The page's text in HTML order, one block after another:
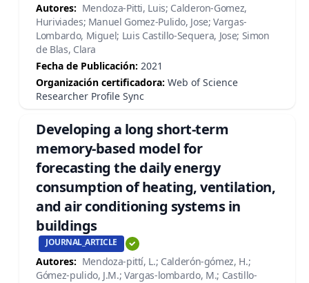
Autores: Mendoza-Pitti, Luis; Calderon-Gomez,
Huriviades; Manuel Gomez-Pulido, Jose; Vargas-
Lombardo, Miguel; Luis Castillo-Sequera, Jose; Simon
de Blas, Clara
Fecha de Publicación: 2021
Organización certificadora: Web of Science
Researcher Profile Sync
Developing a long short‐term
memory‐based model for
forecasting the daily energy
consumption of heating, ventilation,
and air conditioning systems in
buildings
JOURNAL_ARTICLE
Autores: Mendoza‐pittí, L.; Calderón‐gómez, H.;
Gómez‐pulido, J.M.; Vargas‐lombardo, M.; Castillo‐